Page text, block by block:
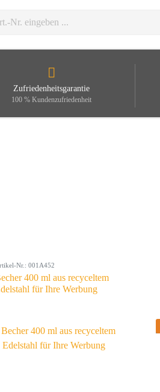
Zufriedenheitsgarantie
100 % Kundenzufriedenheit
Nr.: 001A452
400 ml aus recyceltem
für Ihre Werbung